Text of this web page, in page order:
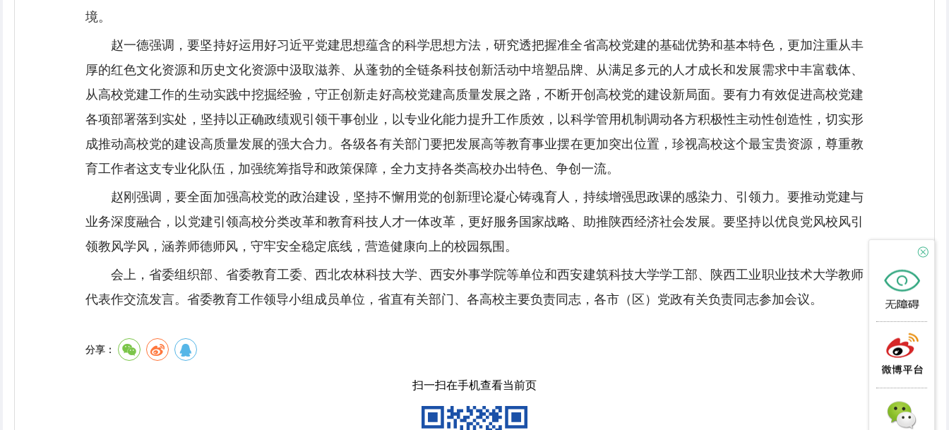
境。
赵一德强调，要坚持好运用好习近平党建思想蕴含的科学思想方法，研究透把握准全省高校党建的基础优势和基本特色，更加注重从丰
厚的红色文化资源和历史文化资源中汲取滋养、从蓬勃的全链条科技创新活动中培塑品牌、从满足多元的人才成长和发展需求中丰富载体、
从高校党建工作的生动实践中挖掘经验，守正创新走好高校党建高质量发展之路，不断开创高校党的建设新局面。要有力有效促进高校党建
各项部署落到实处，坚持以正确政绩观引领干事创业，以专业化能力提升工作质效，以科学管用机制调动各方积极性主动性创造性，切实形
成推动高校党的建设高质量发展的强大合力。各级各有关部门要把发展高等教育事业摆在更加突出位置，珍视高校这个最宝贵资源，尊重教
育工作者这支专业化队伍，加强统筹指导和政策保障，全力支持各类高校办出特色、争创一流。
赵刚强调，要全面加强高校党的政治建设，坚持不懈用党的创新理论凝心铸魂育人，持续增强思政课的感染力、引领力。要推动党建与
业务深度融合，以党建引领高校分类改革和教育科技人才一体改革，更好服务国家战略、助推陕西经济社会发展。要坚持以优良党风校风引
领教风学风，涵养师德师风，守牢安全稳定底线，营造健康向上的校园氛围。
会上，省委组织部、省委教育工委、西北农林科技大学、西安外事学院等单位和西安建筑科技大学学工部、陕西工业职业技术大学教师
代表作交流发言。省委教育工作领导小组成员单位，省直有关部门、各高校主要负责同志，各市（区）党政有关负责同志参加会议。
分享：
扫一扫在手机查看当前页